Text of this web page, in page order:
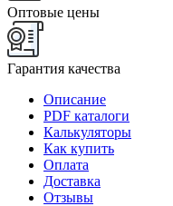
Оптовые цены
Гарантия качества
Описание
PDF каталоги
Калькуляторы
Как купить
Оплата
Доставка
Отзывы